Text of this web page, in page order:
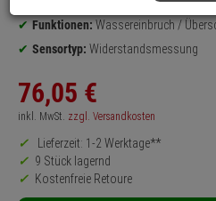
Funktionen:Wassereinbruch /
Sensortyp: Widerstandsmessung
76,05 €
inkl. MwSt. zzgl. Versandkosten
Lieferzeit: 1-2 Werktage**
9 Stück lagernd
Kostenfreie Retoure